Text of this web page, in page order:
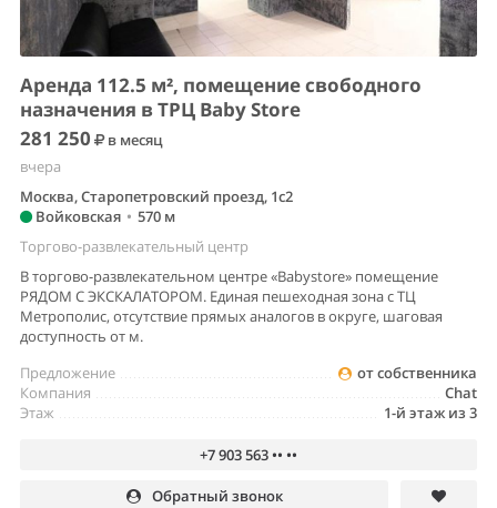
Аренда 112.5 м², помещение свободного
назначения в ТРЦ Baby Store
281 250
в месяц
вчера
Москва, Старопетровский проезд, 1с2
Войковская • 570 м
Торгово-развлекательный центр
В торгово-развлекательном центре «Babystore» помещение
РЯДОМ С ЭКСКАЛАТОРОМ. Единая пешеходная зона с ТЦ
Метрополис, отсутствие прямых аналогов в округе, шаговая
доступность от м.
от собственника
Предложение
Chat
Компания
1-й этаж из 3
Этаж
+7 903 563 •• ••
Обратный звонок